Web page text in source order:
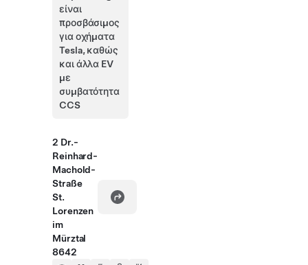
είναι
προσβάσιμος
για οχήματα
Tesla, καθώς
και άλλα EV
με
συμβατότητα
CCS
2 Dr.-
Reinhard-
Machold-
Straße
St.
Lorenzen
im
Mürztal
8642